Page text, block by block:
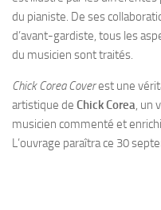
du pianiste. De ses
d’avant-gardiste, tous les
du musicien sont traités.
Chick Corea Coverest une
artistique de Chick Corea, un
musicien commenté et
L’ouvrage paraîtra ce 30